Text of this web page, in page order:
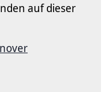
auf dieser